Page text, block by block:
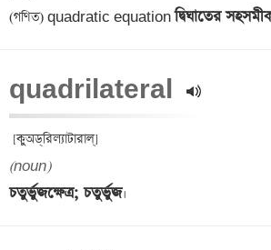
(গণিত) quadratic equation দ্বিঘাতের
quadrilateral
(noun)
চতুর্ভুজক্ষেত্র; চতুর্ভুজ